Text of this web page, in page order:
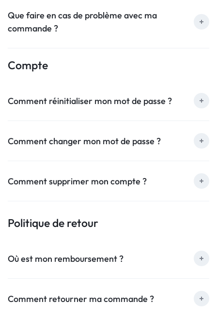
Que faire en cas de problème avec ma
commande ?
Compte
Comment réinitialiser mon mot de passe ?
Comment changer mon mot de passe ?
Comment supprimer mon compte ?
Politique de retour
Où est mon remboursement ?
Comment retourner ma commande ?